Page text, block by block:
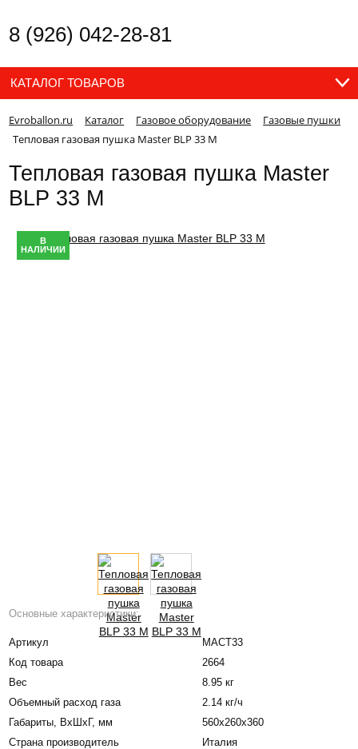
8 (926) 042-28-81
КАТАЛОГ ТОВАРОВ
Evroballon.ru Каталог Газовое оборудование
Газовые пушки
Тепловая газовая пушка Master BLP 33 M
Тепловая газовая пушка Master
BLP 33 M
В
НАЛИЧИИ
Основные характеристики:
Артикул
МАСТ33
Код товара
2664
Вес
8.95 кг
Объемный расход газа
2.14 кг/ч
Габариты, BxШxГ, мм
560x260x360
Страна производитель
Италия